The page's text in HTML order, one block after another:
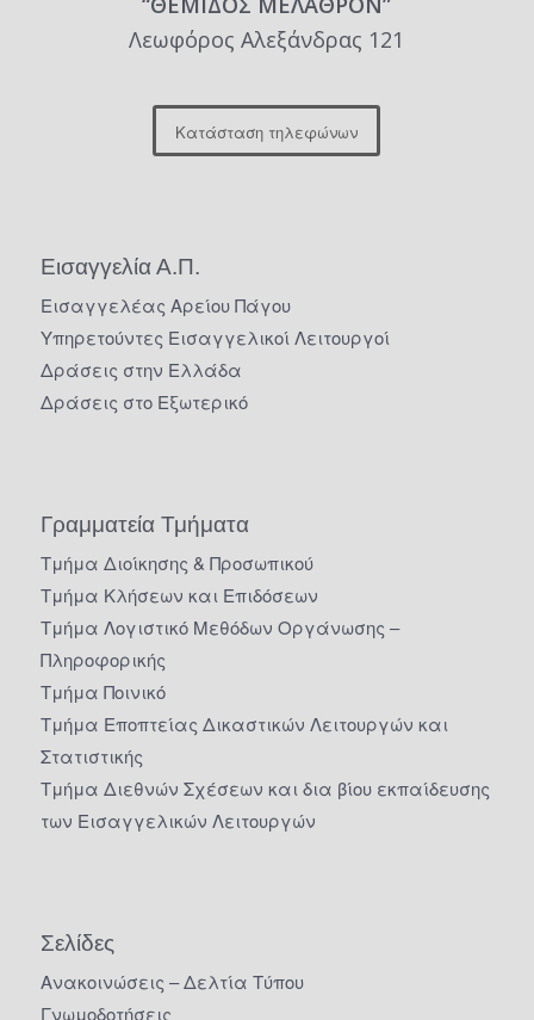
Λεωφόρος Αλεξάνδρας 121
Κατάσταση τηλεφώνων
Εισαγγελία Α.Π.
Εισαγγελέας Αρείου Πάγου
Υπηρετούντες Εισαγγελικοί Λειτουργοί
Δράσεις στην Ελλάδα
Δράσεις στο Εξωτερικό
Γραμματεία Τμήματα
Τμήμα Διοίκησης & Προσωπικού
Τμήμα Κλήσεων και Επιδόσεων
Τμήμα Λογιστικό Μεθόδων Οργάνωσης –
Πληροφορικής
Τμήμα Ποινικό
Τμήμα Εποπτείας Δικαστικών Λειτουργών και
Στατιστικής
Τμήμα Διεθνών Σχέσεων και δια βίου εκπαίδευσης
των Εισαγγελικών Λειτουργών
Σελίδες
Ανακοινώσεις – Δελτία Τύπου
Γνωμοδοτήσεις